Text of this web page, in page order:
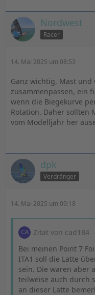
Nordwest
Racer
14. Mai 2025 um 08:53
Ganz wichtig, Mast
zusammenpassen, ein
wenn die Biegekurve
Rotation. Daher sollten
vom Modelljahr her
dpk
Verdränger
14. Mai 2025 um 09:18
Zitat von cad184
Bei meinen Point 7
ITA1 soll die Latte
sein. Die waren aber
teilweise auch durch
an dieser Latte